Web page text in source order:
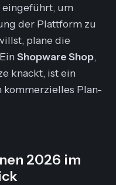
eingeführt, um
der Plattform zu
plane die
Shopware Shop,
knackt, ist ein
Plan-
2026 im